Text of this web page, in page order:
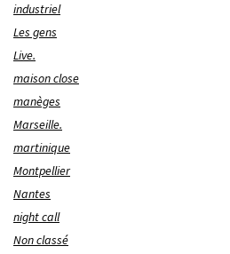
industriel
Les gens
Live.
maison close
manèges
Marseille.
martinique
Montpellier
Nantes
night call
Non classé